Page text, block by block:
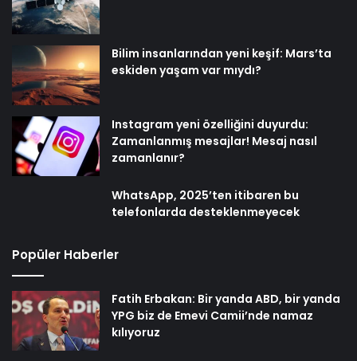
Bilim insanlarından yeni keşif: Mars’ta
eskiden yaşam var mıydı?
Instagram yeni özelliğini duyurdu:
Zamanlanmış mesajlar! Mesaj nasıl
zamanlanır?
WhatsApp, 2025’ten itibaren bu
telefonlarda desteklenmeyecek
Popüler Haberler
Fatih Erbakan: Bir yanda ABD, bir yanda
YPG biz de Emevi Camii’nde namaz
kılıyoruz